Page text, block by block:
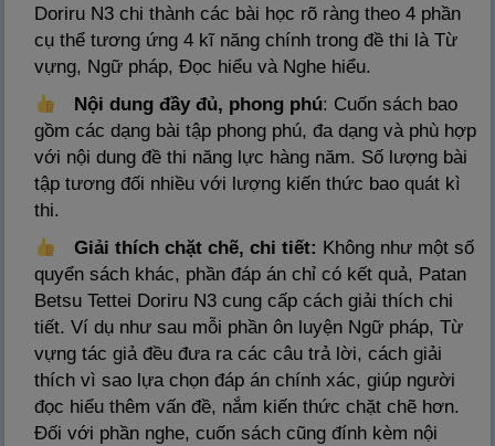
Doriru N3 chi thành các bài học rõ ràng theo 4 phần
cụ thể tương ứng 4 kĩ năng chính trong đề thi là Từ
vựng, Ngữ pháp, Đọc hiểu và Nghe hiểu.
Nội dung đầy đủ, phong phú: Cuốn sách bao
gồm các dạng bài tập phong phú, đa dạng và phù hợp
với nội dung đề thi năng lực hàng năm. Số lượng bài
tập tương đối nhiều với lượng kiến thức bao quát kì
thi.
Giải thích chặt chẽ, chi tiết: Không như một số
quyển sách khác, phần đáp án chỉ có kết quả, Patan
Betsu Tettei Doriru N3 cung cấp cách giải thích chi
tiết. Ví dụ như sau mỗi phần ôn luyện Ngữ pháp, Từ
vựng tác giả đều đưa ra các câu trả lời, cách giải
thích vì sao lựa chọn đáp án chính xác, giúp người
đọc hiểu thêm vấn đề, nắm kiến thức chặt chẽ hơn.
Đối với phần nghe, cuốn sách cũng đính kèm nội